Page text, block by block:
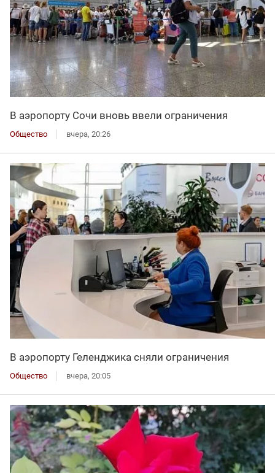
В аэропорту Сочи вновь ввели ограничения
Общество вчера, 20:26
В аэропорту Геленджика сняли ограничения
Общество вчера, 20:05